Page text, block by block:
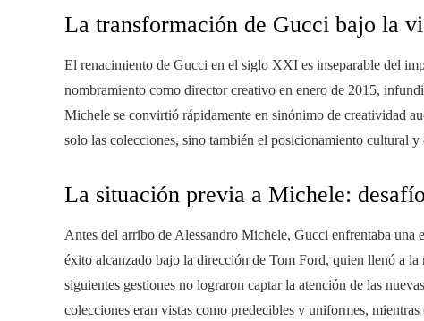
La transformación de Gucci bajo la
El renacimiento de Gucci en el siglo XXI es inseparable del
nombramiento como director creativo en enero de 2015,
Michele se convirtió rápidamente en sinónimo de creatividad
solo las colecciones, sino también el posicionamiento cultural
La situación previa a Michele:
Antes del arribo de Alessandro Michele, Gucci enfrentaba una
éxito alcanzado bajo la dirección de Tom Ford, quien llenó a
siguientes gestiones no lograron captar la atención de las
colecciones eran vistas como predecibles y uniformes,